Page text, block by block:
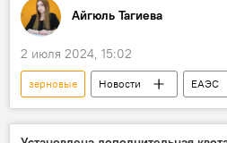
Айгюль Тагиева
2 июля 2024, 15:02
зерновые Новости
ЕАЭС
Казахстан
склады